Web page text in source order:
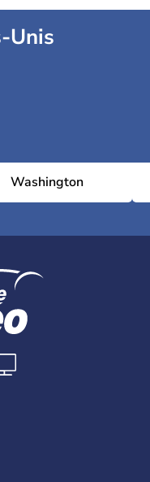
Unis
Washington